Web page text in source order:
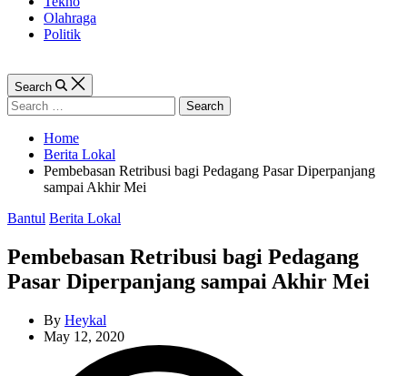
Olahraga
Politik
Search
Search
for:
Home
Berita Lokal
Pembebasan Retribusi bagi Pedagang Pasar Diperpanjang
sampai Akhir Mei
Categories
Bantul Berita Lokal
Pembebasan Retribusi bagi Pedagang
Pasar Diperpanjang sampai Akhir Mei
By Heykal
May 12, 2020